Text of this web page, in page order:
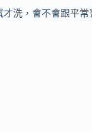
洗，會不會跟平